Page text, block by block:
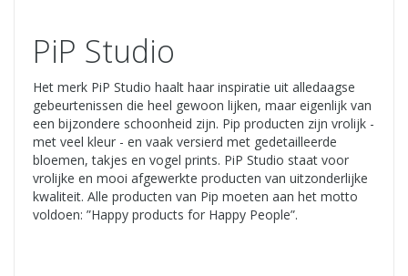
PiP Studio
Het merk PiP Studio haalt haar inspiratie uit alledaagse
gebeurtenissen die heel gewoon lijken, maar eigenlijk van
een bijzondere schoonheid zijn. Pip producten zijn vrolijk -
met veel kleur - en vaak versierd met gedetailleerde
bloemen, takjes en vogel prints. PiP Studio staat voor
vrolijke en mooi afgewerkte producten van uitzonderlijke
kwaliteit. Alle producten van Pip moeten aan het motto
voldoen: ”Happy products for Happy People”.